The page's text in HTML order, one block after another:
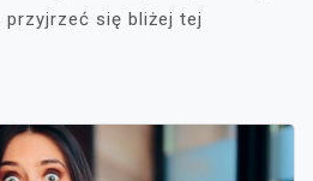
się bliżej tej